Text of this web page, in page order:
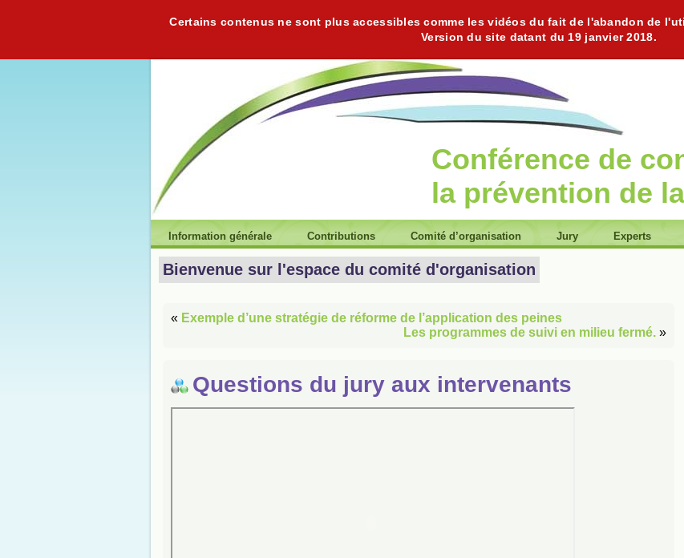
Certains contenus ne sont plus accessibles comme les vidéos du fait de l'abandon de
Version du site datant du 19 janvier 2018.
Conférence de
la prévention de
Information générale Contributions Comité d’organisation Jury Experts
Bienvenue sur l'espace du comité d'organisation
« Exemple d’une stratégie de réforme de l’application des peines
Les programmes de suivi en milieu fermé. »
Questions du jury aux intervenants